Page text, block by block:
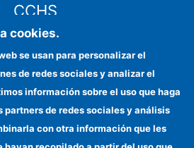
CCHS
institucional
Ayudas FEDER
cookies.
se usan para personalizar el
de redes sociales y analizar el
información sobre el uso que haga
partners de redes sociales y análisis
con otra información que les